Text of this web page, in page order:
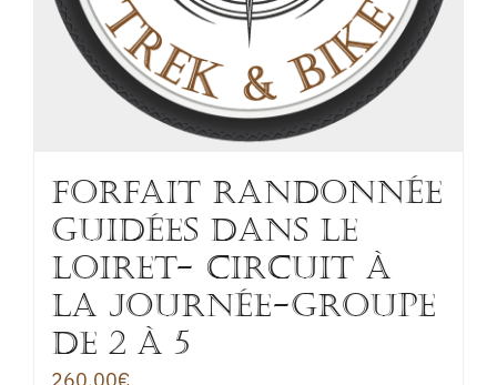
FORFAIT RANDONNÉE
GUIDÉES DANS LE
LOIRET- CIRCUIT à
la journée-Groupe
de 2 à 5